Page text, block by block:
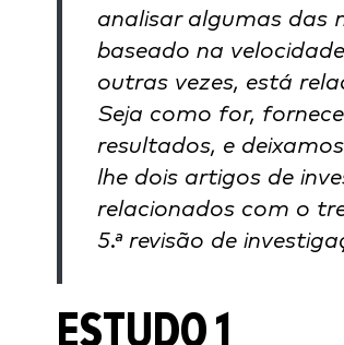
analisar algumas das
baseado na
outras vezes, está
Seja como for,
resultados, e
lhe dois artigos de
relacionados com o
5.ª revisão de
ESTUDO 1